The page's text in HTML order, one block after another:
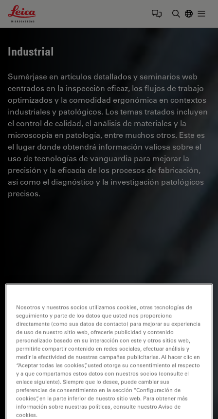
Leica Microsystems Logo
Industrial
Sumérjase en artículos detallados y seminarios web
centrados en la inspección eficaz, los flujos de trabajo
optimizados y la comodidad ergonómica en contextos
industriales y patológicos. Los temas tratados incluyen
el control de calidad, el análisis de materiales y la
microscopía en patología, entre muchos otros. Este es
el lugar donde obtendrá información valiosa sobre el
uso de tecnologías de vanguardia para mejorar la
precisión y la eficacia de los procesos de fabricación,
así como el diagnóstico y la investigación patológicos
precisos.
Nosotros y nuestros socios utilizamos cookies, otras tecnologías de
seguimiento y parte de los datos que usted nos proporciona
directamente (como sus datos de contacto) para mejorar su experiencia
de uso de nuestro sitio web, ofrecerle publicidad y contenido
personalizado basado en su interacción con este y otros sitios web,
permitirle compartir contenido en redes sociales, efectuar análisis y
medir la efectividad de nuestras campañas publicitarias. Al hacer clic en
“Aceptar todas las cookies”, usted otorga su consentimiento al respecto
y a que compartamos estos datos con nuestros socios (consulte el
enlace siguiente). Siempre que lo desee, puede cambiar sus
preferencias de consentimiento en la sección “Configuración de
cookies”, en la parte inferior de nuestro sitio web. Para obtener más
información sobre nuestras políticas, consulte nuestro Aviso de
cookies.